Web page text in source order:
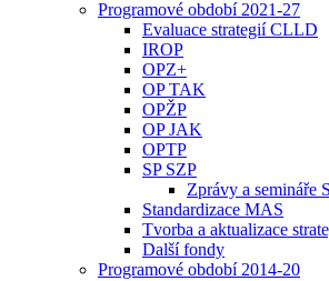
Programové období 2021-27
Evaluace strategií CLLD
IROP
OPZ+
OP TAK
OPŽP
OP JAK
OPTP
SP SZP
Zprávy a semináře
Standardizace MAS
Tvorba a aktualizace
Další fondy
Programové období 2014-20